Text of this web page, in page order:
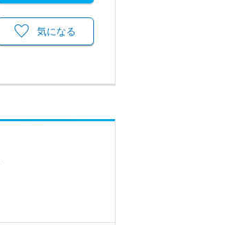
気になる